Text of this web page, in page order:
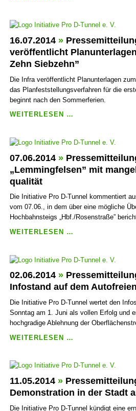
VERÖFFENT­
LICHT
DESIGN-
ENTWÜRFE
VON
HOCH­
BAHN­
STEIGEN
16.07.2014 »
veröffent­licht
Zehn Siebzehn”
Die Infra veröffent­licht Plan­unter­lagen zum
das Plan­fest­stellungs­verfahren für die
beginnt nach den Sommer­ferien.
WEITERLESEN …
VERÖFFENT­
LICHT
PLAN­
UNTER­
ZUM
„PROJEKT
ZEHN
07.06.2014 »
„Lemmingfelsen” mit
qualität
Die Initiative Pro D-Tunnel kommentiert
vom 07.06., in dem über eine mögliche
Hoch­bahn­steigs „Hbf./Rosen­straße”
WEITERLESEN …
MIT
MANGEL­
HAFTER
QUALITÄT
02.06.2014 »
Infostand auf dem
Die Initiative Pro D-Tunnel wertet den
Sonntag am 1. Juni als vollen Erfolg und
hochgradige Ablehnung der
WEITERLESEN …
D-
INFOSTAND
AUF
DEM
AUTOFREIEN
11.05.2014 »
Demonstration in der Stadt
Die Initiative Pro D-Tunnel kündigt eine